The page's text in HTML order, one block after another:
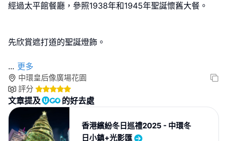
經過太平館餐廳，參照1938年和1945年聖誕懷舊大餐。
先欣賞遮打道的聖誕燈飾。
... 更多
中環皇后像廣場花園
評分
文章提及 的好去處
香港繽紛冬日巡禮2025 - 中環冬
日小鎮+光影匯